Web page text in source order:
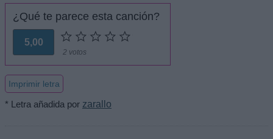
¿Qué te parece esta canción?
5,00
2 votos
Imprimir letra
* Letra añadida por zarallo